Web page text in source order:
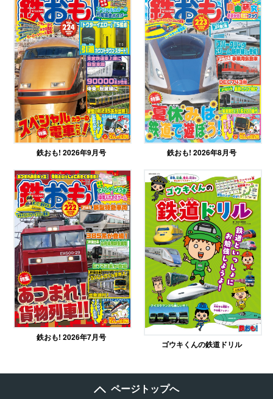
鉄おも! 2026年9月号 鉄おも! 2026年8月号
鉄おも! 2026年7月号
ゴウキくんの鉄道ドリル
ページトップへ